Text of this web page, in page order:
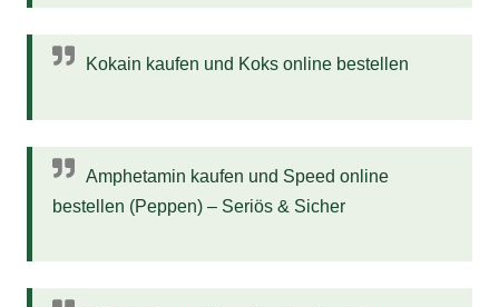
Kokain kaufen und Koks online bestellen
Amphetamin kaufen und Speed online
bestellen (Peppen) – Seriös & Sicher